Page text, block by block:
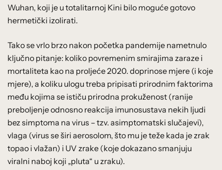
Wuhan, koji je u totalitarnoj Kini bilo moguće gotovo
hermetički izolirati.
Tako se vrlo brzo nakon početka pandemije nametnulo
ključno pitanje: koliko povremenim smirajima zaraze i
mortaliteta kao na proljeće 2020. doprinose mjere (i koje
mjere), a koliku ulogu treba pripisati prirodnim faktorima
među kojima se ističu prirodna prokuženost (ranije
preboljenje odnosno reakcija imunosustava nekih ljudi
bez simptoma na virus – tzv. asimptomatski slučajevi),
vlaga (virus se širi aerosolom, što mu je teže kada je zrak
topao i vlažan) i UV zrake (koje dokazano smanjuju
viralni naboj koji „pluta“ u zraku).